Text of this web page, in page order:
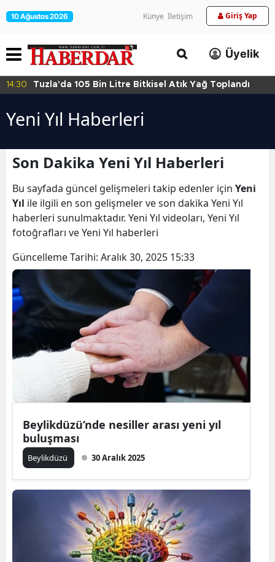
10 Ağustos 2026 Künye İletişim Giriş Yap
Üyelik
14:30 Tuzla'da 105 Bin Litre Bitkisel Atık Yağ Toplandı
Yeni Yıl Haberleri
Son Dakika Yeni Yıl Haberleri
Bu sayfada güncel gelişmeleri takip edenler için Yeni
Yıl ile ilgili en son gelişmeler ve son dakika Yeni Yıl
haberleri sunulmaktadır. Yeni Yıl videoları, Yeni Yıl
fotoğrafları ve Yeni Yıl haberleri
Güncelleme Tarihi: Aralık 30, 2025 15:33
Beylikdüzü’nde nesiller arası yeni yıl
buluşması
Beylikdüzü 30 Aralık 2025